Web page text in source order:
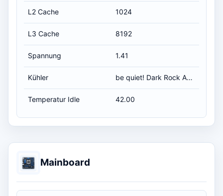
L2 Cache 1024
L3 Cache 8192
Spannung 1.41
Kühler be quiet! Dark Rock Advanced C1
Temperatur Idle 42.00
Mainboard